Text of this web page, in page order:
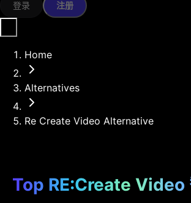
登录 注册
Home
Alternatives
Re Create Video Alternative
Top RE:Create Video